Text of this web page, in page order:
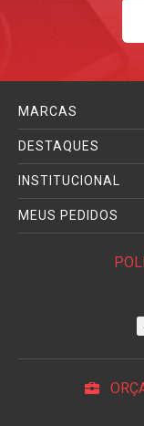
MARCAS
DESTAQUES
INSTITUCIONAL
MEUS PEDIDOS